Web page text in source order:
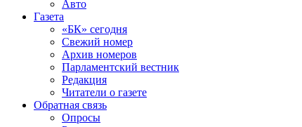
Авто
Газета
«БК» сегодня
Свежий номер
Архив номеров
Парламентский вестник
Редакция
Читатели о газете
Обратная связь
Опросы